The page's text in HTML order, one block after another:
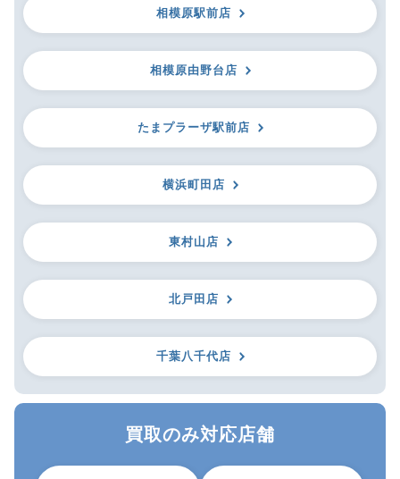
相模原駅前店
相模原由野台店
たまプラーザ駅前店
横浜町田店
東村山店
北戸田店
千葉八千代店
買取のみ対応店舗